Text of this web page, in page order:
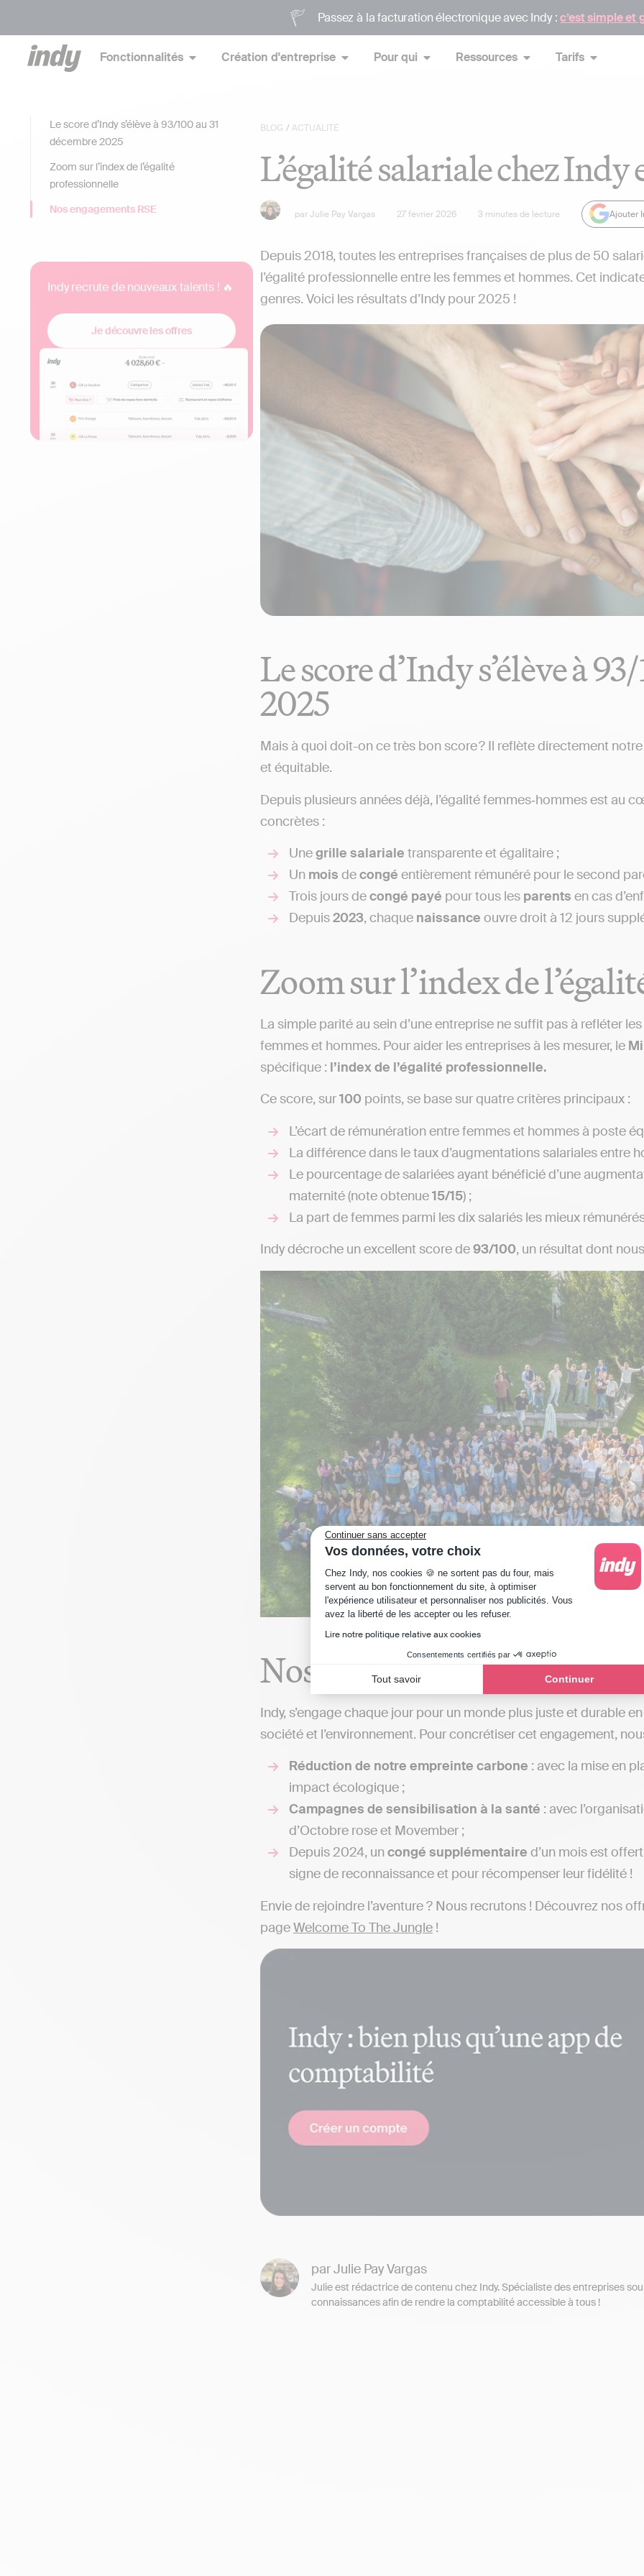
Continuer sans accepter
Vos données, votre choix
Plateforme de Gestion du Consentement :
Chez Indy, nos cookies 🍪 ne sortent pas du four, mais
servent au bon fonctionnement du site, à optimiser
l'expérience utilisateur et personnaliser nos publicités. Vous
avez la liberté de les accepter ou les refuser.
Lire notre politique relative aux cookies
Consentements certifiés par
Tout savoir Continuer
Axeptio consent
Passez à la facturation électronique avec Indy :c’est simple et
Fonctionnalités Création d'entreprise Pour qui Ressources Tarifs
BLOG / ACTUALITÉ
L’égalité salariale chez
parJulie Pay Vargas 27 février 2026 3 minutes de lecture Ajouter
Depuis 2018, toutes les entreprises françaises de plus de 50
l’égalité professionnelle entre les femmes et hommes. Cet
genres. Voici les résultats d’Indy pour 2025 !
Le score d’Indy s’élève à
2025
Mais à quoi doit-on ce très bon score ? Il reflète directement
et équitable.
Depuis plusieurs années déjà, l’égalité femmes‑hommes est au
concrètes :
Unegrille salariale transparente et égalitaire ;
Un mois decongé entièrement rémunéré pour le second
Trois jours decongé payé pour tous les parents en cas
Depuis2023, chaque naissance ouvre droit à 12 jours
Zoom sur l’index de
La simple parité au sein d’une entreprise ne suffit pas à refléter
femmes et hommes. Pour aider les entreprises à les mesurer, le
spécifique : l’index de l’égalité professionnelle.
Ce score, sur100 points, se base sur quatre critères principaux :
L’écart de rémunération entre femmes et hommes à poste
La différence dans le taux d’augmentations salariales entre
Le pourcentage de salariées ayant bénéficié d’une
maternité (note obtenue15/15) ;
La part de femmes parmi les dix salariés les mieux
Indy décroche un excellent score de93/100, un résultat dont
Nos engagements RSE
Indy, s’engage chaque jour pour un monde plus juste et durable
société et l’environnement. Pour concrétiser cet engagement,
Réduction de notre empreinte carbone : avec la mise en
impact écologique ;
Campagnes de sensibilisation à la santé : avec
d’Octobre rose et Movember ;
Depuis 2024, uncongé supplémentaire d’un mois est
signe de reconnaissance et pour récompenser leur fidélité !
Envie de rejoindre l’aventure ? Nous recrutons ! Découvrez nos
pageWelcome To The Jungle !
parJulie Pay Vargas
Julie est rédactrice de contenu chez Indy. Spécialiste des entreprises
connaissances afin de rendre la comptabilité accessible à tous !
Le score d’Indy s’élève à 93/100 au 31
décembre 2025
Zoom sur l’index de l’égalité
professionnelle
Nos engagements RSE
Indy recrute de nouveaux talents ! 🔥
Je découvre les offres